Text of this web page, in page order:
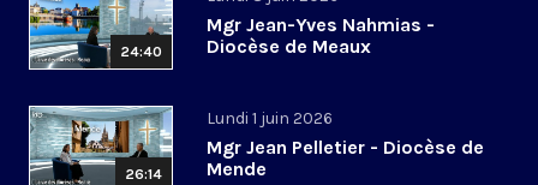
24:40
Mgr Jean-Yves Nahmias -
Diocèse de Meaux
26:14
Lundi 1 juin 2026
Mgr Jean Pelletier - Diocèse de
Mende